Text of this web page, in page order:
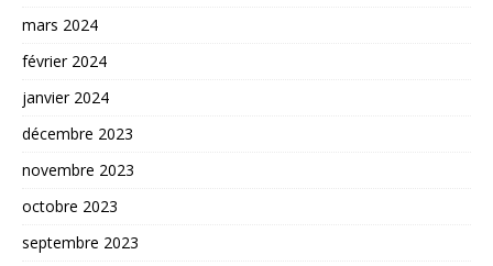
mars 2024
février 2024
janvier 2024
décembre 2023
novembre 2023
octobre 2023
septembre 2023